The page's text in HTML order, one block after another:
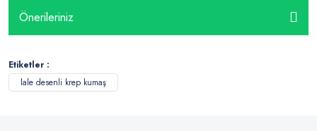
Önerileriniz
Etiketler :
lale desenli krep kumaş